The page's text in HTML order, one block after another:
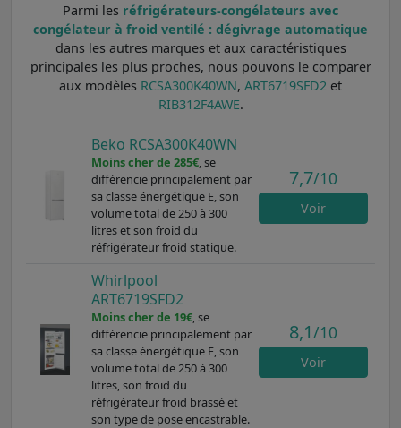
Parmi les réfrigérateurs-congélateurs avec
congélateur à froid ventilé : dégivrage automatique
dans les autres marques et aux caractéristiques
principales les plus proches, nous pouvons le comparer
aux modèles RCSA300K40WN, ART6719SFD2 et
RIB312F4AWE.
Beko RCSA300K40WN
Moins cher de 285€, se
différencie principalement par
sa classe énergétique E, son
volume total de 250 à 300
litres et son froid du
réfrigérateur froid statique.
7,7/10
Voir
Whirlpool
ART6719SFD2
Moins cher de 19€, se
différencie principalement par
sa classe énergétique E, son
volume total de 250 à 300
litres, son froid du
réfrigérateur froid brassé et
son type de pose encastrable.
8,1/10
Voir